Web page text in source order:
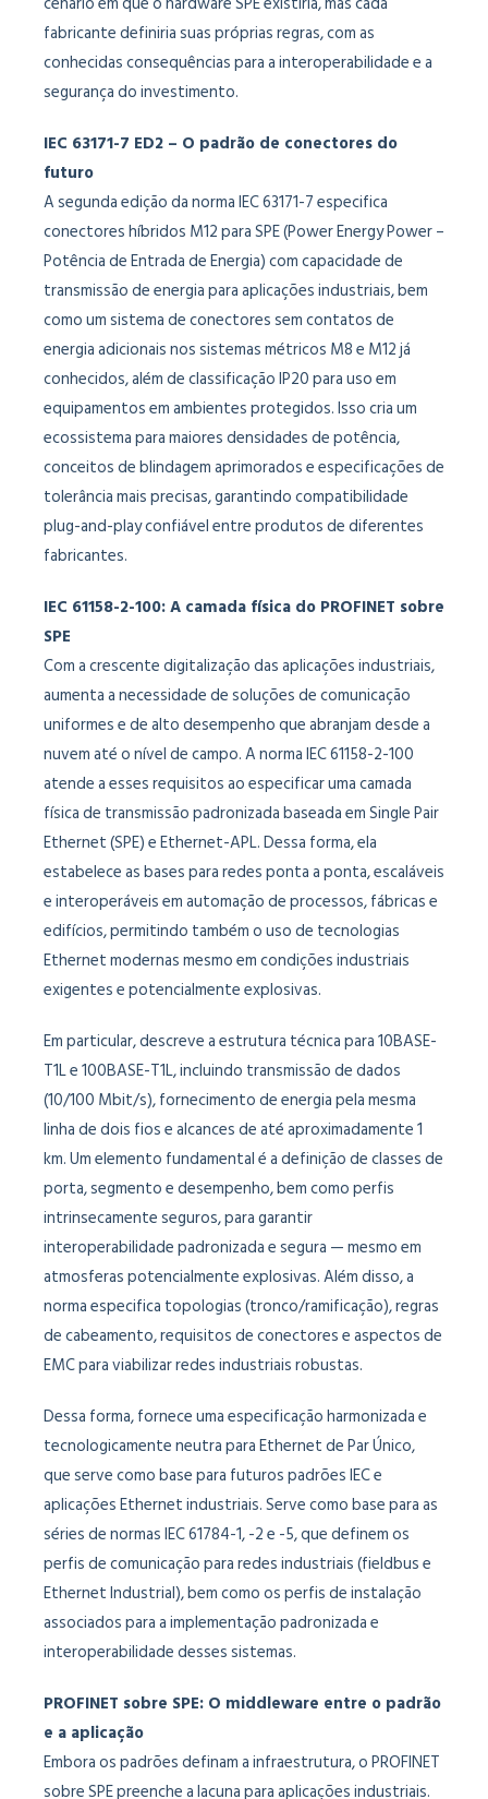
fabricante definiria suas próprias regras, com as
conhecidas consequências para a interoperabilidade e a
segurança do investimento.
IEC 63171-7 ED2 – O padrão de conectores do
futuro
A segunda edição da norma IEC 63171-7 especifica
conectores híbridos M12 para SPE (Power Energy Power –
Potência de Entrada de Energia) com capacidade de
transmissão de energia para aplicações industriais, bem
como um sistema de conectores sem contatos de
energia adicionais nos sistemas métricos M8 e M12 já
conhecidos, além de classificação IP20 para uso em
equipamentos em ambientes protegidos. Isso cria um
ecossistema para maiores densidades de potência,
conceitos de blindagem aprimorados e especificações de
tolerância mais precisas, garantindo compatibilidade
plug-and-play confiável entre produtos de diferentes
fabricantes.
IEC 61158-2-100: A camada física do PROFINET sobre
SPE
Com a crescente digitalização das aplicações industriais,
aumenta a necessidade de soluções de comunicação
uniformes e de alto desempenho que abranjam desde a
nuvem até o nível de campo. A norma IEC 61158-2-100
atende a esses requisitos ao especificar uma camada
física de transmissão padronizada baseada em Single Pair
Ethernet (SPE) e Ethernet-APL. Dessa forma, ela
estabelece as bases para redes ponta a ponta, escaláveis
​​e interoperáveis ​​em automação de processos, fábricas e
edifícios, permitindo também o uso de tecnologias
Ethernet modernas mesmo em condições industriais
exigentes e potencialmente explosivas.
Em particular, descreve a estrutura técnica para 10BASE-
T1L e 100BASE-T1L, incluindo transmissão de dados
(10/100 Mbit/s), fornecimento de energia pela mesma
linha de dois fios e alcances de até aproximadamente 1
km. Um elemento fundamental é a definição de classes de
porta, segmento e desempenho, bem como perfis
intrinsecamente seguros, para garantir
interoperabilidade padronizada e segura — mesmo em
atmosferas potencialmente explosivas. Além disso, a
norma especifica topologias (tronco/ramificação), regras
de cabeamento, requisitos de conectores e aspectos de
EMC para viabilizar redes industriais robustas.
Dessa forma, fornece uma especificação harmonizada e
tecnologicamente neutra para Ethernet de Par Único,
que serve como base para futuros padrões IEC e
aplicações Ethernet industriais. Serve como base para as
séries de normas IEC 61784-1, -2 e -5, que definem os
perfis de comunicação para redes industriais (fieldbus e
Ethernet Industrial), bem como os perfis de instalação
associados para a implementação padronizada e
interoperabilidade desses sistemas.
PROFINET sobre SPE: O middleware entre o padrão
e a aplicação
Embora os padrões definam a infraestrutura, o PROFINET
sobre SPE preenche a lacuna para aplicações industriais.